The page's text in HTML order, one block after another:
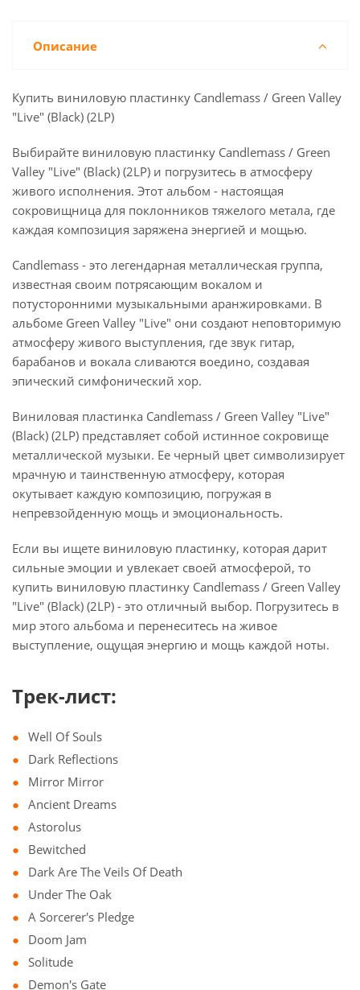
Описание
Купить виниловую пластинку Candlemass / Green Valley
"Live" (Black) (2LP)
Выбирайте виниловую пластинку Candlemass / Green
Valley "Live" (Black) (2LP) и погрузитесь в атмосферу
живого исполнения. Этот альбом - настоящая
сокровищница для поклонников тяжелого метала, где
каждая композиция заряжена энергией и мощью.
Candlemass - это легендарная металлическая группа,
известная своим потрясающим вокалом и
потусторонними музыкальными аранжировками. В
альбоме Green Valley "Live" они создают неповторимую
атмосферу живого выступления, где звук гитар,
барабанов и вокала сливаются воедино, создавая
эпический симфонический хор.
Виниловая пластинка Candlemass / Green Valley "Live"
(Black) (2LP) представляет собой истинное сокровище
металлической музыки. Ее черный цвет символизирует
мрачную и таинственную атмосферу, которая
окутывает каждую композицию, погружая в
непревзойденную мощь и эмоциональность.
Если вы ищете виниловую пластинку, которая дарит
сильные эмоции и увлекает своей атмосферой, то
купить виниловую пластинку Candlemass / Green Valley
"Live" (Black) (2LP) - это отличный выбор. Погрузитесь в
мир этого альбома и перенеситесь на живое
выступление, ощущая энергию и мощь каждой ноты.
Трек-лист:
Well Of Souls
Dark Reflections
Mirror Mirror
Ancient Dreams
Astorolus
Bewitched
Dark Are The Veils Of Death
Under The Oak
A Sorcerer's Pledge
Doom Jam
Solitude
Demon's Gate